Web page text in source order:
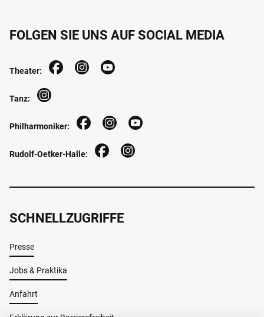
SCHNELLZUGRIFFE
Presse
Jobs & Praktika
Anfahrt
FOLGEN SIE UNS AUF SOCIAL MEDIA
Theater:
Tanz:
Philharmoniker:
Rudolf-Oetker-Halle: